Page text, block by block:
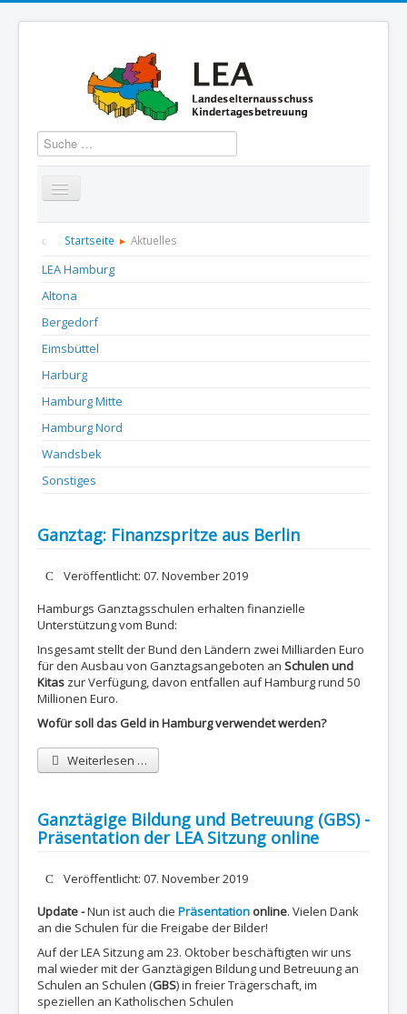
Suchen
Startseite Über uns
Informationen
Kontakt
Startseite Aktuelles
LEA Hamburg
Altona
Bergedorf
Eimsbüttel
Harburg
Hamburg Mitte
Hamburg Nord
Wandsbek
Sonstiges
Ganztag: Finanzspritze aus Berlin
DetailsVeröffentlicht: 07. November 2019
Hamburgs Ganztagsschulen erhalten finanzielle
Unterstützung vom Bund:
Insgesamt stellt der Bund den Ländern zwei Milliarden Euro
für den Ausbau von Ganztagsangeboten an Schulen und
Kitas zur Verfügung, davon entfallen auf Hamburg rund 50
Millionen Euro.
Wofür soll das Geld in Hamburg verwendet werden?
Weiterlesen …
Ganztägige Bildung und Betreuung (GBS) -
Präsentation der LEA Sitzung online
DetailsVeröffentlicht: 07. November 2019
Update -Nun ist auch die Präsentation online. Vielen Dank
an die Schulen für die Freigabe der Bilder!
Auf der LEA Sitzung am 23. Oktober beschäftigten wir uns
mal wieder mit der Ganztägigen Bildung und Betreuung an
Schulen an Schulen (GBS) in freier Trägerschaft, im
speziellen an Katholischen Schulen